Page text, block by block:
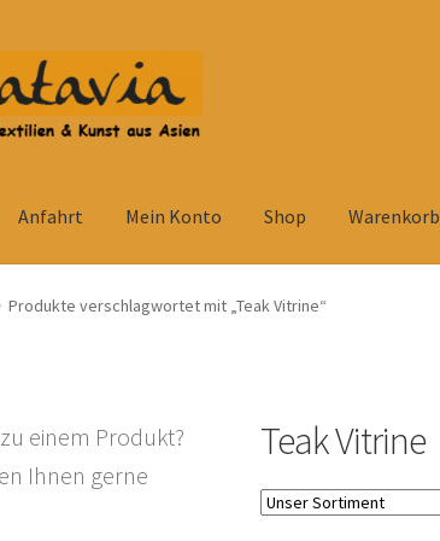
Anfahrt Mein Konto Shop Warenkorb
Anfahrt Datenschutzbelehrung
Wohnzimmertisch mit Stühlen
Produkte verschlagwortet mit „Teak Vitrine“
Teak Vitrine
einem Produkt?
Ihnen gerne